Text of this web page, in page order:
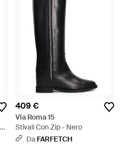
409 €
Via Roma 15
Stivali Con Zip - Nero
Da FARFETCH